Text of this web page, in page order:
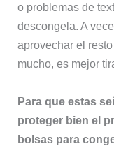
o problemas de
descongela. A
aprovechar el
mucho, es mejor
Para que estas
proteger bien el
bolsas para